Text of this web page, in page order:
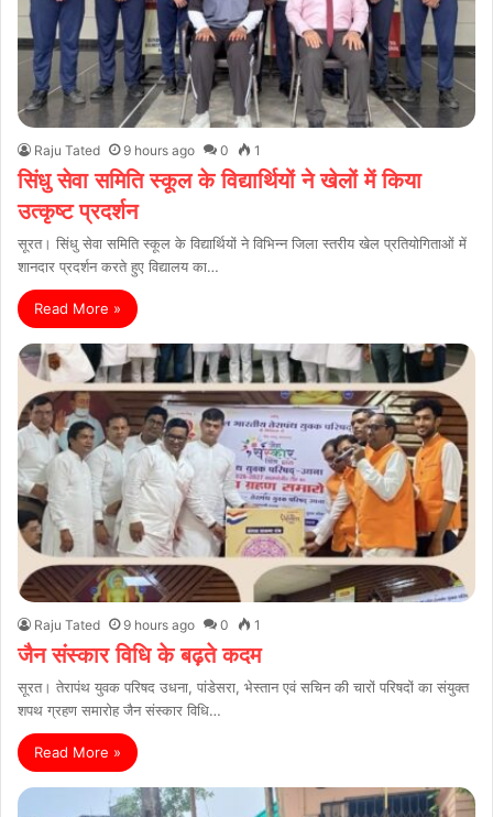
Raju Tated 9 hours ago 0 1
सिंधु सेवा समिति स्कूल के विद्यार्थियों ने खेलों में किया
उत्कृष्ट प्रदर्शन
सूरत। सिंधु सेवा समिति स्कूल के विद्यार्थियों ने विभिन्न जिला स्तरीय खेल प्रतियोगिताओं में
शानदार प्रदर्शन करते हुए विद्यालय का…
Read More »
Raju Tated 9 hours ago 0 1
जैन संस्कार विधि के बढ़ते कदम
सूरत। तेरापंथ युवक परिषद उधना, पांडेसरा, भेस्तान एवं सचिन की चारों परिषदों का संयुक्त
शपथ ग्रहण समारोह जैन संस्कार विधि…
Read More »